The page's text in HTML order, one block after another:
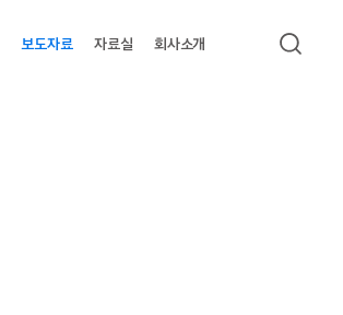
보도자료 자료실 회사소개 검색